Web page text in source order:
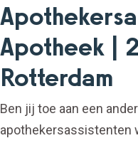
Apotheek |
Rotterdam
Ben jij toe aan een
apothekersassistenten